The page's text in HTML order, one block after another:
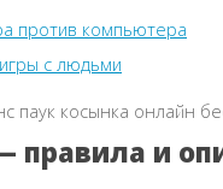
против компьютера
с людьми
правила и